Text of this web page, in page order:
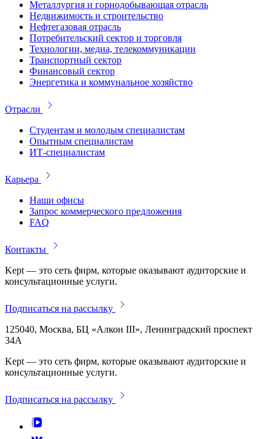
Металлургия и горнодобывающая отрасль
Недвижимость и строительство
Нефтегазовая отрасль
Потребительский сектор и торговля
Технологии, медиа, телекоммуникации
Транспортный сектор
Финансовый сектор
Энергетика и коммунальное хозяйство
Отрасли
Студентам и молодым специалистам
Опытным специалистам
ИТ-специалистам
Карьера
Наши офисы
Запрос коммерческого предложения
FAQ
Контакты
Kept — это сеть фирм, которые оказывают аудиторские и
консультационные услуги.
Подписаться на рассылку
125040, Москва, БЦ «Алкон III», Ленинградский проспект
34А
Kept — это сеть фирм, которые оказывают аудиторские и
консультационные услуги.
Подписаться на рассылку